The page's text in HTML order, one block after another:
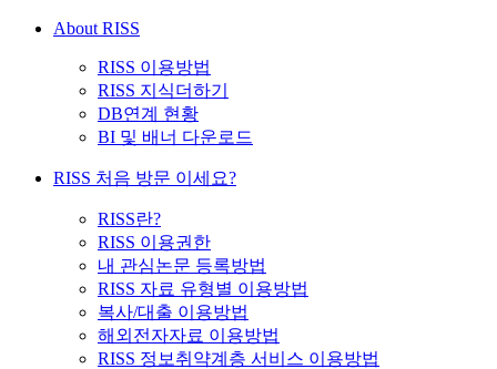
About RISS
RISS 이용방법
RISS 지식더하기
DB연계 현황
BI 및 배너 다운로드
RISS 처음 방문 이세요?
RISS란?
RISS 이용권한
내 관심논문 등록방법
RISS 자료 유형별 이용방법
복사/대출 이용방법
해외전자자료 이용방법
RISS 정보취약계층 서비스 이용방법